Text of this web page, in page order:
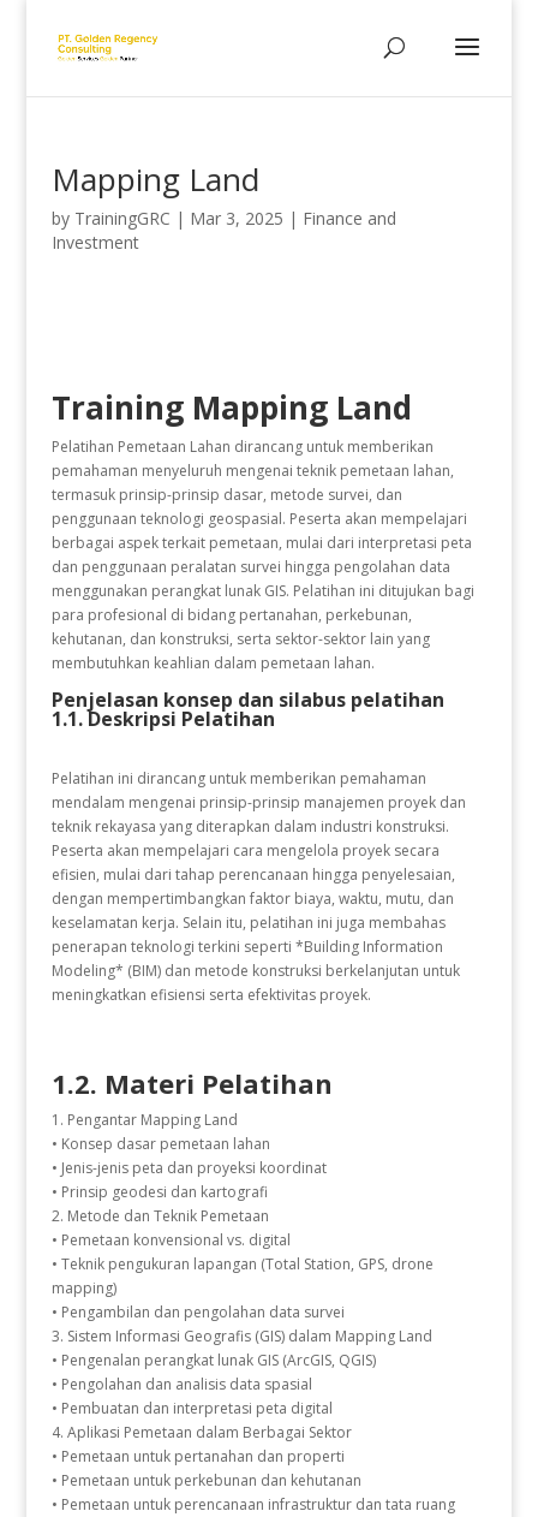
Mapping Land
by TrainingGRC | Mar 3, 2025 | Finance and
Investment
Training Mapping Land
Pelatihan Pemetaan Lahan dirancang untuk memberikan
pemahaman menyeluruh mengenai teknik pemetaan lahan,
termasuk prinsip-prinsip dasar, metode survei, dan
penggunaan teknologi geospasial. Peserta akan mempelajari
berbagai aspek terkait pemetaan, mulai dari interpretasi peta
dan penggunaan peralatan survei hingga pengolahan data
menggunakan perangkat lunak GIS. Pelatihan ini ditujukan bagi
para profesional di bidang pertanahan, perkebunan,
kehutanan, dan konstruksi, serta sektor-sektor lain yang
membutuhkan keahlian dalam pemetaan lahan.
Penjelasan konsep dan silabus pelatihan
1.1. Deskripsi Pelatihan
Pelatihan ini dirancang untuk memberikan pemahaman
mendalam mengenai prinsip-prinsip manajemen proyek dan
teknik rekayasa yang diterapkan dalam industri konstruksi.
Peserta akan mempelajari cara mengelola proyek secara
efisien, mulai dari tahap perencanaan hingga penyelesaian,
dengan mempertimbangkan faktor biaya, waktu, mutu, dan
keselamatan kerja. Selain itu, pelatihan ini juga membahas
penerapan teknologi terkini seperti *Building Information
Modeling* (BIM) dan metode konstruksi berkelanjutan untuk
meningkatkan efisiensi serta efektivitas proyek.
1.2. Materi Pelatihan
1. Pengantar Mapping Land
• Konsep dasar pemetaan lahan
• Jenis-jenis peta dan proyeksi koordinat
• Prinsip geodesi dan kartografi
2. Metode dan Teknik Pemetaan
• Pemetaan konvensional vs. digital
• Teknik pengukuran lapangan (Total Station, GPS, drone
mapping)
• Pengambilan dan pengolahan data survei
3. Sistem Informasi Geografis (GIS) dalam Mapping Land
• Pengenalan perangkat lunak GIS (ArcGIS, QGIS)
• Pengolahan dan analisis data spasial
• Pembuatan dan interpretasi peta digital
4. Aplikasi Pemetaan dalam Berbagai Sektor
• Pemetaan untuk pertanahan dan properti
• Pemetaan untuk perkebunan dan kehutanan
• Pemetaan untuk perencanaan infrastruktur dan tata ruang